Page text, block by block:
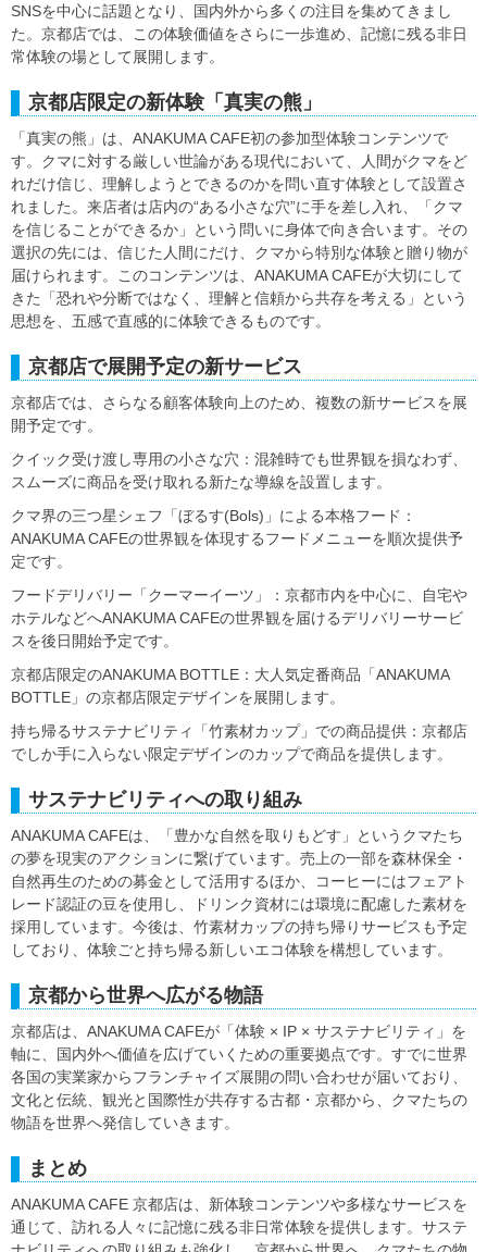
SNSを中心に話題となり、国内外から多くの注目を集めてきまし
た。京都店では、この体験価値をさらに一歩進め、記憶に残る非日
常体験の場として展開します。
京都店限定の新体験「真実の熊」
「真実の熊」は、ANAKUMA CAFE初の参加型体験コンテンツで
す。クマに対する厳しい世論がある現代において、人間がクマをど
れだけ信じ、理解しようとできるのかを問い直す体験として設置さ
れました。来店者は店内の“ある小さな穴”に手を差し入れ、「クマ
を信じることができるか」という問いに身体で向き合います。その
選択の先には、信じた人間にだけ、クマから特別な体験と贈り物が
届けられます。このコンテンツは、ANAKUMA CAFEが大切にして
きた「恐れや分断ではなく、理解と信頼から共存を考える」という
思想を、五感で直感的に体験できるものです。
京都店で展開予定の新サービス
京都店では、さらなる顧客体験向上のため、複数の新サービスを展
開予定です。
クイック受け渡し専用の小さな穴：混雑時でも世界観を損なわず、
スムーズに商品を受け取れる新たな導線を設置します。
クマ界の三つ星シェフ「ぼるす(Bols)」による本格フード：
ANAKUMA CAFEの世界観を体現するフードメニューを順次提供予
定です。
フードデリバリー「クーマーイーツ」：京都市内を中心に、自宅や
ホテルなどへANAKUMA CAFEの世界観を届けるデリバリーサービ
スを後日開始予定です。
京都店限定のANAKUMA BOTTLE：大人気定番商品「ANAKUMA
BOTTLE」の京都店限定デザインを展開します。
持ち帰るサステナビリティ「竹素材カップ」での商品提供：京都店
でしか手に入らない限定デザインのカップで商品を提供します。
サステナビリティへの取り組み
ANAKUMA CAFEは、「豊かな自然を取りもどす」というクマたち
の夢を現実のアクションに繋げています。売上の一部を森林保全・
自然再生のための募金として活用するほか、コーヒーにはフェアト
レード認証の豆を使用し、ドリンク資材には環境に配慮した素材を
採用しています。今後は、竹素材カップの持ち帰りサービスも予定
しており、体験ごと持ち帰る新しいエコ体験を構想しています。
京都から世界へ広がる物語
京都店は、ANAKUMA CAFEが「体験 × IP × サステナビリティ」を
軸に、国内外へ価値を広げていくための重要拠点です。すでに世界
各国の実業家からフランチャイズ展開の問い合わせが届いており、
文化と伝統、観光と国際性が共存する古都・京都から、クマたちの
物語を世界へ発信していきます。
まとめ
ANAKUMA CAFE 京都店は、新体験コンテンツや多様なサービスを
通じて、訪れる人々に記憶に残る非日常体験を提供します。サステ